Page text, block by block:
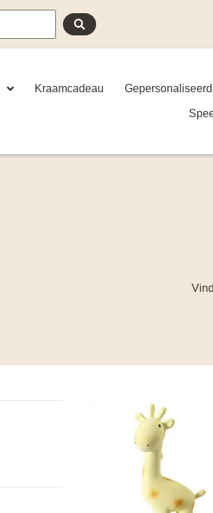
Kraamcadeau